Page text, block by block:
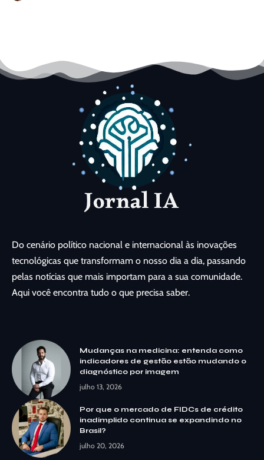
Do cenário político nacional e internacional às inovações
tecnológicas que transformam o nosso dia a dia, passando
pelas notícias que mais importam para a sua comunidade.
Aqui você encontra tudo o que precisa saber.
Mudanças na medicina: entenda como
indicadores de gestão estão mudando o
diagnóstico por imagem
julho 13, 2026
Por que o mercado de FIDCs de crédito
inadimplido continua se expandindo no
Brasil?
julho 20, 2026